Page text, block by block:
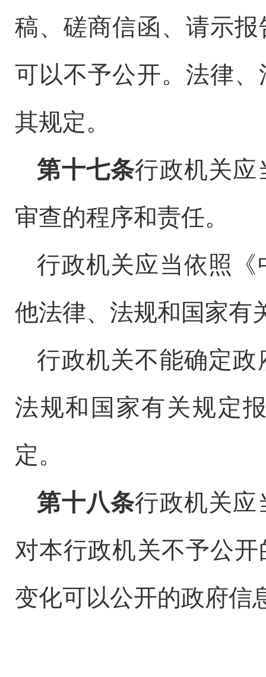
稿、磋商信函、请示
可以不予公开。法律
其规定。
第十七条行政机关应
审查的程序和责任。
行政机关应当依照
他法律、法规和国家有
行政机关不能确定
法规和国家有关规定
定。
第十八条行政机关应
对本行政机关不予公
变化可以公开的政府信